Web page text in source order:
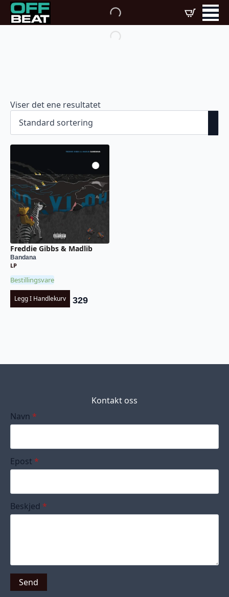
Viser det ene resultatet
Freddie Gibbs & Madlib
Bandana
LP
Bestillingsvare
Legg I Handlekurv 329
Kontakt oss
Navn *
Epost *
Beskjed *
Send